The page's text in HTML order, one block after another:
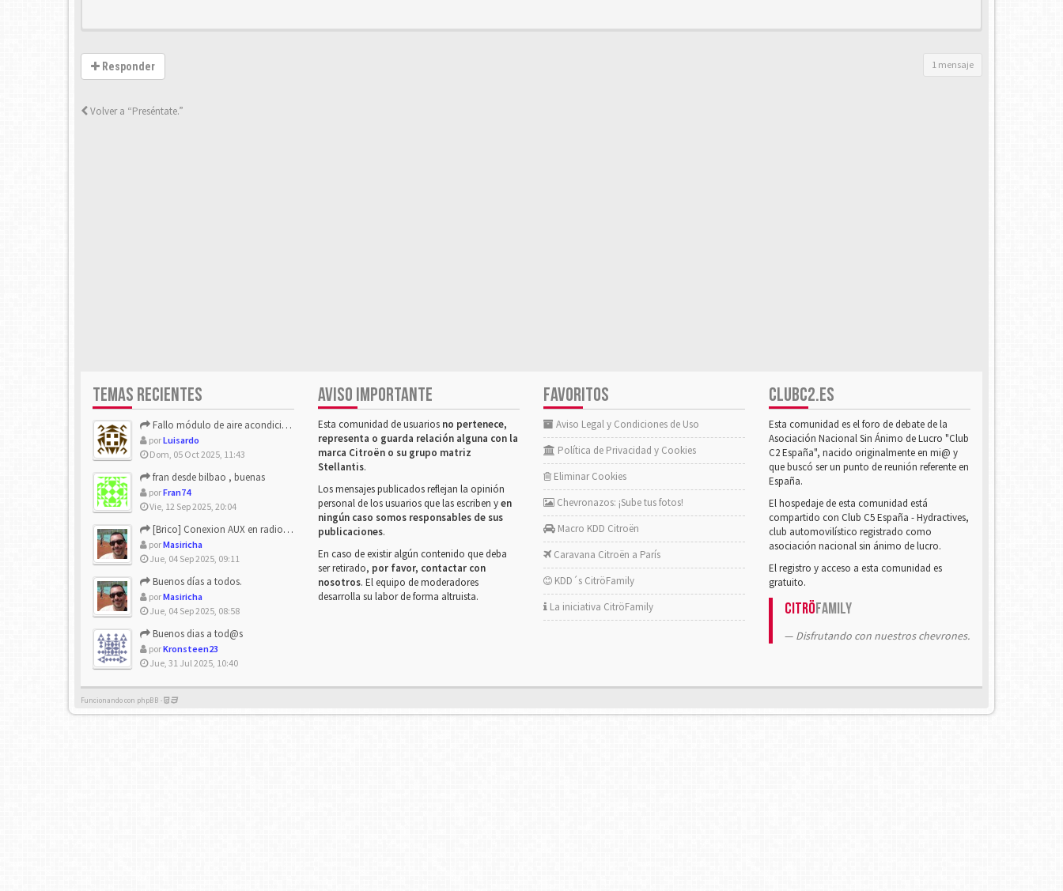
Responder 1 mensaje
Volver a “Preséntate.”
TEMAS RECIENTES
Fallo módulo de aire acondicionado
porLuisardo
Dom, 05 Oct 2025, 11:43
fran desde bilbao , buenas
porFran74
Vie, 12 Sep 2025, 20:04
[Brico] Conexion AUX en radio de origen
porMasiricha
Jue, 04 Sep 2025, 09:11
Buenos días a todos.
porMasiricha
Jue, 04 Sep 2025, 08:58
Buenos dias a tod@s
porKronsteen23
Jue, 31 Jul 2025, 10:40
AVISO IMPORTANTE
Esta comunidad de usuarios no pertenece,
representa o guarda relación alguna con la
marca Citroën o su grupo matriz
Stellantis.
Los mensajes publicados reflejan la opinión
personal de los usuarios que las escriben yen
ningún caso somos responsables de sus
publicaciones.
En caso de existir algún contenido que deba
ser retirado, por favor, contactar con
nosotros. El equipo de moderadores
desarrolla su labor de forma altruista.
FAVORITOS
Aviso Legal y Condiciones de Uso
Política de Privacidad y Cookies
Eliminar Cookies
Chevronazos: ¡Sube tus fotos!
Macro KDD Citroën
Caravana Citroën a París
KDD´s CitröFamily
La iniciativa CitröFamily
CLUBC2.ES
Esta comunidad es el foro de debate de la
Asociación Nacional Sin Ánimo de Lucro "Club
C2 España", nacido originalmente en mi@ y
que buscó ser un punto de reunión referente en
España.
El hospedaje de esta comunidad está
compartido con Club C5 España - Hydractives,
club automovilístico registrado como
asociación nacional sin ánimo de lucro.
El registro y acceso a esta comunidad es
gratuito.
CitröFamily
Disfrutando con nuestros chevrones.
Funcionando con phpBB -